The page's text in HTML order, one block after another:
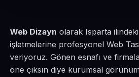
Web Dizayn olarak Isparta
işletmelerine profesyonel Web
veriyoruz. Gönen esnafı ve
öne çıksın diye kurumsal